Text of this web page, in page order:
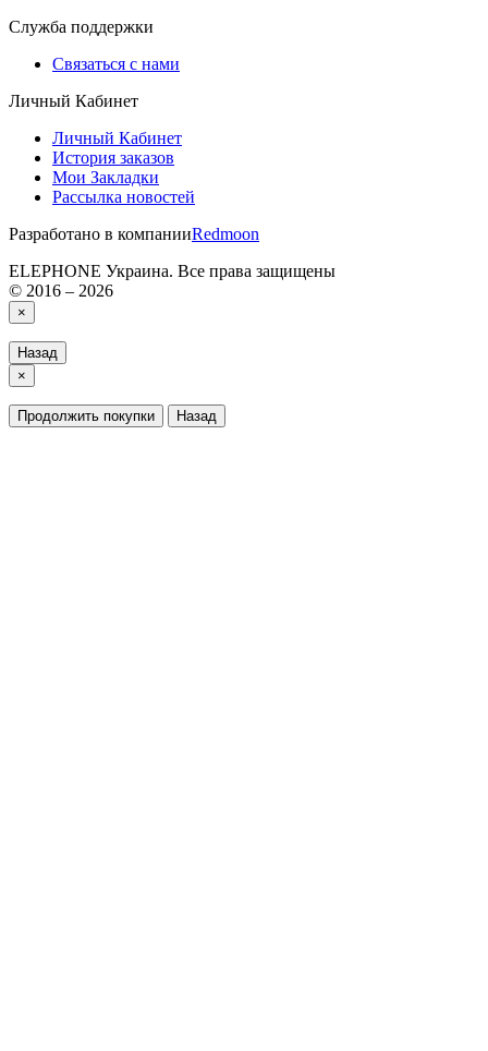
Служба поддержки
Связаться с нами
Личный Кабинет
Личный Кабинет
История заказов
Мои Закладки
Рассылка новостей
Разработано в компанииRedmoon
ELEPHONE Украина. Все права защищены
© 2016 – 2026
×
Назад
×
Продолжить покупки Назад